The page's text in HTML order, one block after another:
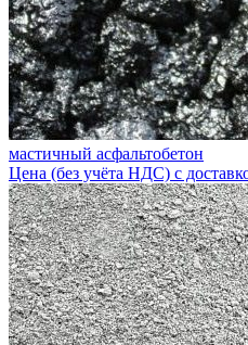
мастичный асфальтобетон
Цена (без учёта НДС) с